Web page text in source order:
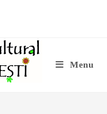
Menu